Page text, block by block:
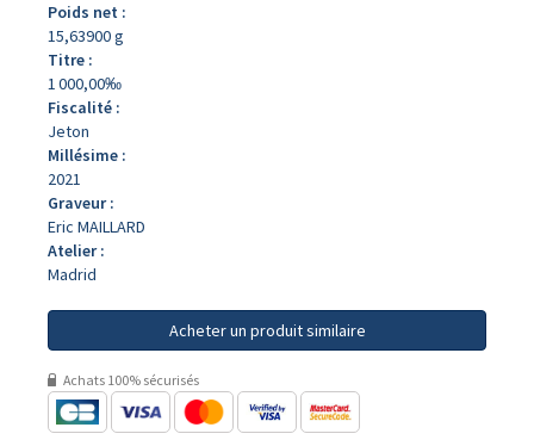
Poids net :
15,63900 g
Titre :
1 000,00‰
Fiscalité :
Jeton
Millésime :
2021
Graveur :
Eric MAILLARD
Atelier :
Madrid
Acheter un produit similaire
Achats 100% sécurisés